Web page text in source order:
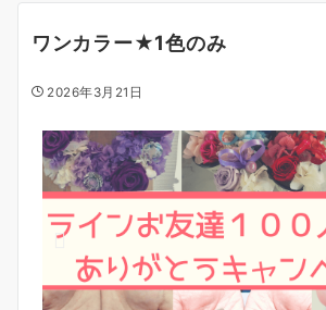
ワンカラー★1色のみ
2026年3月21日